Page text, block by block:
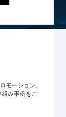
モーション、
み事例をご